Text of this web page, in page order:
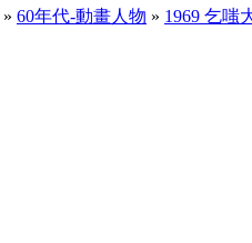
» 60年代-動畫人物 » 1969 乞嗤